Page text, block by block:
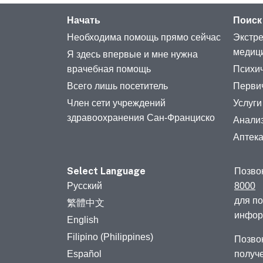
Начать
Необходима помощь прямо сейчас
Я здесь впервые и мне нужна
врачебная помощь
Всего лишь посетитель
Член сети учреждений
здравоохранения Сан-Франциско
Аптека
Select Language
Русский
繁體中文
English
Filipino (Philippines)
Español
8000
для